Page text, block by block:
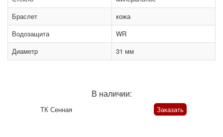
Браслет
кожа
Водозащита
WR
Диаметр
31 мм
В наличии:
ТК Сенная Заказать